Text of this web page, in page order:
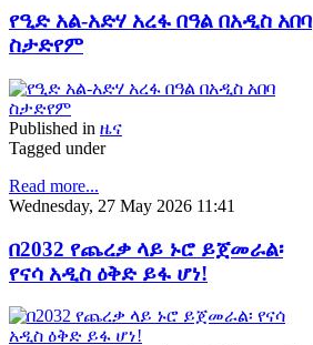
የዒድ አል-አድሃ አረፋ በዓል በአዲስ አበባ
ስታድየም
Published in ዜና
Tagged under
Read more...
Wednesday, 27 May 2026 11:41
በ2032 የጨረቃ ላይ ኑሮ ይጀመራል፡
የናሳ አዲስ ዕቅድ ይፋ ሆነ!